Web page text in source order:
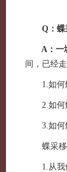
Q：蝶
A：一
间，已经
1.如何解
2.如何
3.如何解
蝶采移动
1.从我们